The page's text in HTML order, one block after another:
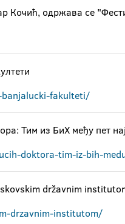
Кочић, одржава се
fakulteti/
Тим из БиХ међу пет
doktora-tim-iz-bih-
državnim
drzavnim-institutom/